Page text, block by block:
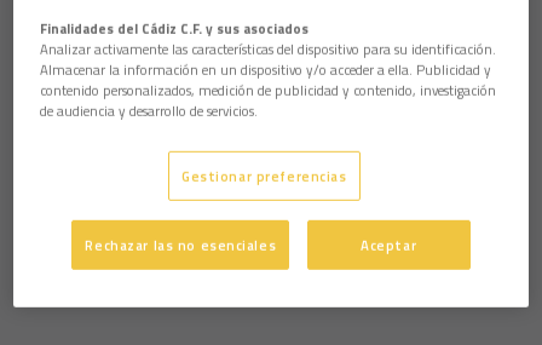
Finalidades del Cádiz C.F. y sus asociados
Analizar activamente las características del dispositivo para su identificación.
Almacenar la información en un dispositivo y/o acceder a ella. Publicidad y
contenido personalizados, medición de publicidad y contenido, investigación
de audiencia y desarrollo de servicios.
Gestionar preferencias
Rechazar las no esenciales Aceptar